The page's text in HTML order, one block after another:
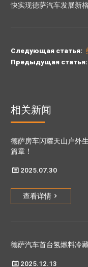
快实现德萨汽车发展新格
相关新闻
德萨房车闪耀天山户外
篇章！
 2025.07.30
查看详情
德萨汽车首台氢燃料冷
 2025.12.13